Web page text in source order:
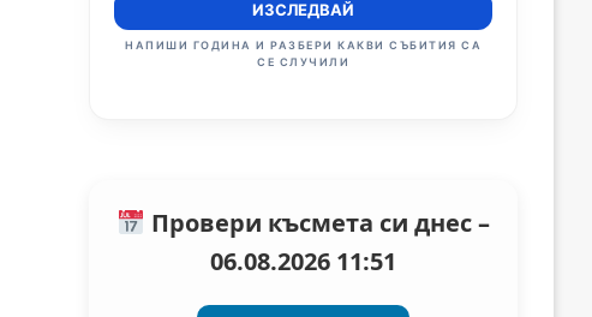
ИЗСЛЕДВАЙ
НАПИШИ ГОДИНА И РАЗБЕРИ КАКВИ СЪБИТИЯ СА
СЕ СЛУЧИЛИ
Провери късмета си днес –
06.08.2026 11:51